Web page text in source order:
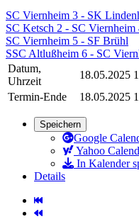
SC Viernheim 3 - SK
SC Ketsch 2 - SC Viernheim
SC Viernheim 5 - SF Brühl
SSC Altlußheim 6 - SC
Datum,
Uhrzeit
18.05.2025
Termin-Ende
18.05.2025
Speichern
Google
Yahoo
In Kalender
Details